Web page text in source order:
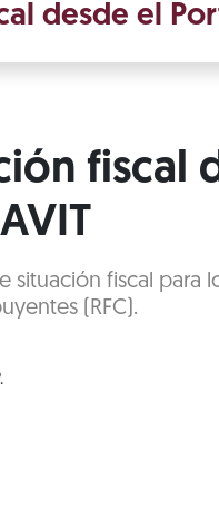
desde el
fiscal
situación fiscal para
(RFC).